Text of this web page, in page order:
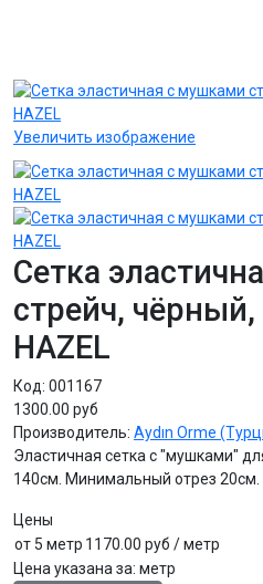
Увеличить изображение
Сетка
стрейч,
HAZEL
Код: 001167
1300.00 руб
Производитель: Aydın Orme
Эластичная сетка с "мушками"
140см. Минимальный отрез 20см.
Цены
от 5 метр 1170.00 руб / метр
Цена указана за: метр